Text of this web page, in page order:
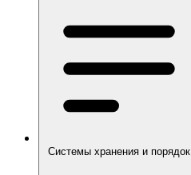
Системы хранения и порядок